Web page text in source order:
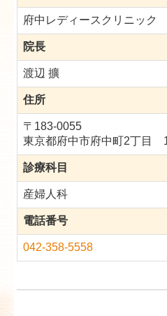
府中レディースクリニック
院長
渡辺 擴
住所
〒183-0055
東京都府中市府中町2丁目
診療科目
産婦人科
電話番号
042-358-5558